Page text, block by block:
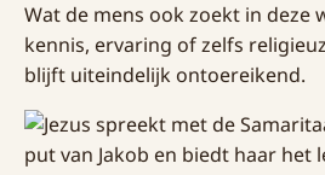
Wat de mens ook zoekt in deze
kennis, ervaring of zelfs
blijft uiteindelijk ontoereikend.